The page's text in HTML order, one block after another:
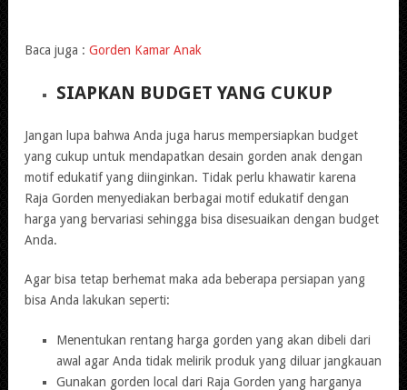
Baca juga : Gorden Kamar Anak
SIAPKAN BUDGET YANG CUKUP
Jangan lupa bahwa Anda juga harus mempersiapkan budget
yang cukup untuk mendapatkan desain gorden anak dengan
motif edukatif yang diinginkan. Tidak perlu khawatir karena
Raja Gorden menyediakan berbagai motif edukatif dengan
harga yang bervariasi sehingga bisa disesuaikan dengan budget
Anda.
Agar bisa tetap berhemat maka ada beberapa persiapan yang
bisa Anda lakukan seperti:
Menentukan rentang harga gorden yang akan dibeli dari
awal agar Anda tidak melirik produk yang diluar jangkauan
Gunakan gorden local dari Raja Gorden yang harganya